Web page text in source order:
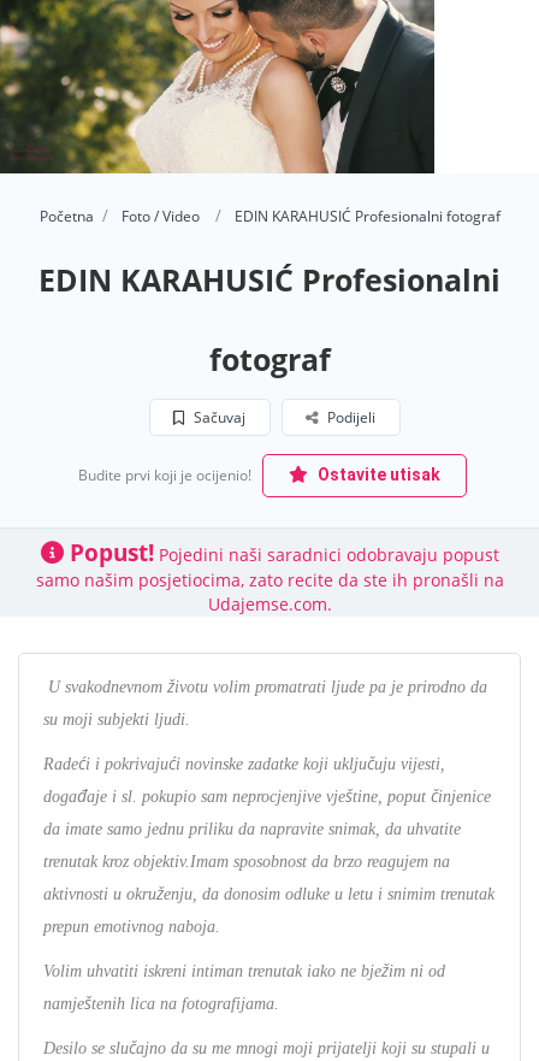
Početna Foto / Video EDIN KARAHUSIĆ Profesionalni fotograf
EDIN KARAHUSIĆ Profesionalni
fotograf
Sačuvaj Podijeli
Budite prvi koji je ocijenio! Ostavite utisak
Popust!Pojedini naši saradnici odobravaju popust
samo našim posjetiocima, zato recite da ste ih pronašli na
Udajemse.com.
U svakodnevnom životu volim promatrati ljude pa je prirodno da
su moji subjekti ljudi.
Radeći i pokrivajući novinske zadatke koji uključuju vijesti,
događaje i sl. pokupio sam neprocjenjive vještine, poput činjenice
da imate samo jednu priliku da napravite snimak, da uhvatite
trenutak kroz objektiv.Imam sposobnost da brzo reagujem na
aktivnosti u okruženju, da donosim odluke u letu i snimim trenutak
prepun emotivnog naboja.
Volim uhvatiti iskreni intiman trenutak iako ne bježim ni od
namještenih lica na fotografijama.
Desilo se slučajno da su me mnogi moji prijatelji koji su stupali u